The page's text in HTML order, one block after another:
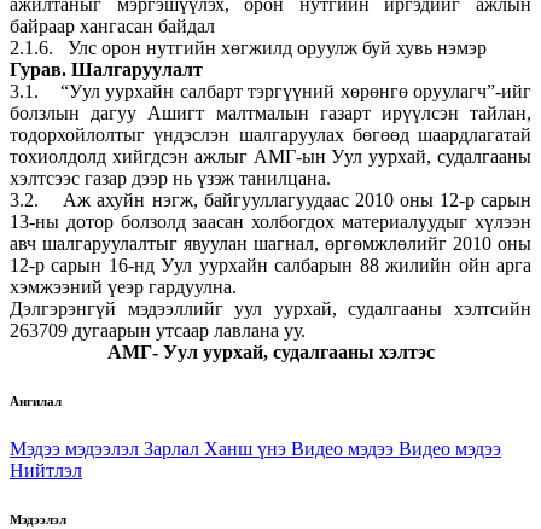
ажилтаныг мэргэшүүлэх, орон нутгийн иргэдийг ажлын
байраар хангасан байдал
2.1.6. Улс орон нутгийн хөгжилд оруулж буй хувь нэмэр
Гурав. Шалгаруулалт
3.1. “Уул уурхайн салбарт тэргүүний хөрөнгө оруулагч”-ийг
болзлын дагуу Ашигт малтмалын газарт ирүүлсэн тайлан,
тодорхойлолтыг үндэслэн шалгаруулах бөгөөд шаардлагатай
тохиолдолд хийгдсэн ажлыг АМГ-ын Уул уурхай, судалгааны
хэлтсээс газар дээр нь үзэж танилцана.
3.2. Аж ахуйн нэгж, байгууллагуудаас 2010 оны 12-р сарын
13-ны дотор болзолд заасан холбогдох материалуудыг хүлээн
авч шалгаруулалтыг явуулан шагнал, өргөмжлөлийг 2010 оны
12-р сарын 16-нд Уул уурхайн салбарын 88 жилийн ойн арга
хэмжээний үеэр гардуулна.
Дэлгэрэнгүй мэдээллийг уул уурхай, судалгааны хэлтсийн
263709 дугаарын утсаар лавлана уу.
АМГ- Уул уурхай, судалгааны хэлтэс
Ангилал
Мэдээ мэдээлэл Зарлал Ханш үнэ Видео мэдээ Видео мэдээ
Нийтлэл
Мэдээлэл